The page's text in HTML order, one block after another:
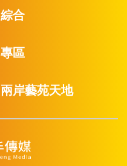
綜合
專區
兩岸藝苑天地